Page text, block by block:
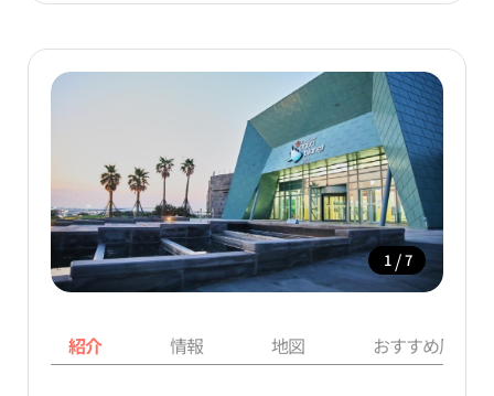
1 / 7
紹介 情報 地図 おすすめ周辺